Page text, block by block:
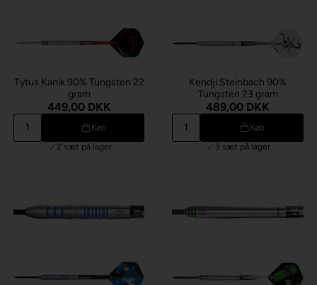
Tytus Kanik 90% Tungsten 22
gram
449,00 DKK
Køb
2 sæt på lager
Kendji Steinbach 90%
Tungsten 23 gram
489,00 DKK
Køb
3 sæt på lager